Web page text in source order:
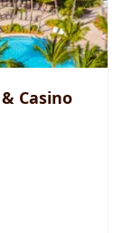
Casino